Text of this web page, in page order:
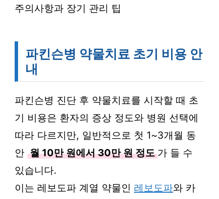
주의사항과 장기 관리 팁
파킨슨병 약물치료 초기 비용 안
내
파킨슨병 진단 후 약물치료를 시작할 때 초
기 비용은 환자의 증상 정도와 병원 선택에
따라 다르지만, 일반적으로 첫 1~3개월 동
안 월 10만 원에서 30만 원 정도 가 들 수
있습니다.
이는 레보도파 계열 약물인 레보도파와 카